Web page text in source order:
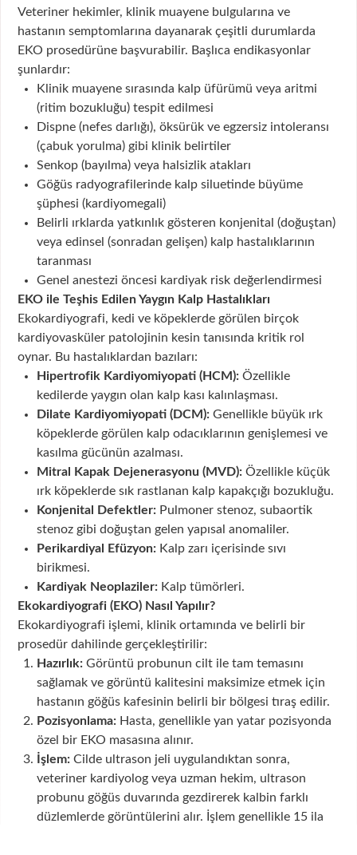
Veteriner hekimler, klinik muayene bulgularına ve
hastanın semptomlarına dayanarak çeşitli durumlarda
EKO prosedürüne başvurabilir. Başlıca endikasyonlar
şunlardır:
Klinik muayene sırasında kalp üfürümü veya aritmi
(ritim bozukluğu) tespit edilmesi
Dispne (nefes darlığı), öksürük ve egzersiz intoleransı
(çabuk yorulma) gibi klinik belirtiler
Senkop (bayılma) veya halsizlik atakları
Göğüs radyografilerinde kalp siluetinde büyüme
şüphesi (kardiyomegali)
Belirli ırklarda yatkınlık gösteren konjenital (doğuştan)
veya edinsel (sonradan gelişen) kalp hastalıklarının
taranması
Genel anestezi öncesi kardiyak risk değerlendirmesi
EKO ile Teşhis Edilen Yaygın Kalp Hastalıkları
Ekokardiyografi, kedi ve köpeklerde görülen birçok
kardiyovasküler patolojinin kesin tanısında kritik rol
oynar. Bu hastalıklardan bazıları:
Hipertrofik Kardiyomiyopati (HCM):Özellikle
kedilerde yaygın olan kalp kası kalınlaşması.
Dilate Kardiyomiyopati (DCM):Genellikle büyük ırk
köpeklerde görülen kalp odacıklarının genişlemesi ve
kasılma gücünün azalması.
Mitral Kapak Dejenerasyonu (MVD):Özellikle küçük
ırk köpeklerde sık rastlanan kalp kapakçığı bozukluğu.
Konjenital Defektler:Pulmoner stenoz, subaortik
stenoz gibi doğuştan gelen yapısal anomaliler.
Perikardiyal Efüzyon:Kalp zarı içerisinde sıvı
birikmesi.
Kardiyak Neoplaziler:Kalp tümörleri.
Ekokardiyografi (EKO) Nasıl Yapılır?
Ekokardiyografi işlemi, klinik ortamında ve belirli bir
prosedür dahilinde gerçekleştirilir:
Hazırlık:Görüntü probunun cilt ile tam temasını
sağlamak ve görüntü kalitesini maksimize etmek için
hastanın göğüs kafesinin belirli bir bölgesi tıraş edilir.
Pozisyonlama:Hasta, genellikle yan yatar pozisyonda
özel bir EKO masasına alınır.
İşlem:Cilde ultrason jeli uygulandıktan sonra,
veteriner kardiyolog veya uzman hekim, ultrason
probunu göğüs duvarında gezdirerek kalbin farklı
düzlemlerde görüntülerini alır. İşlem genellikle 15 ila